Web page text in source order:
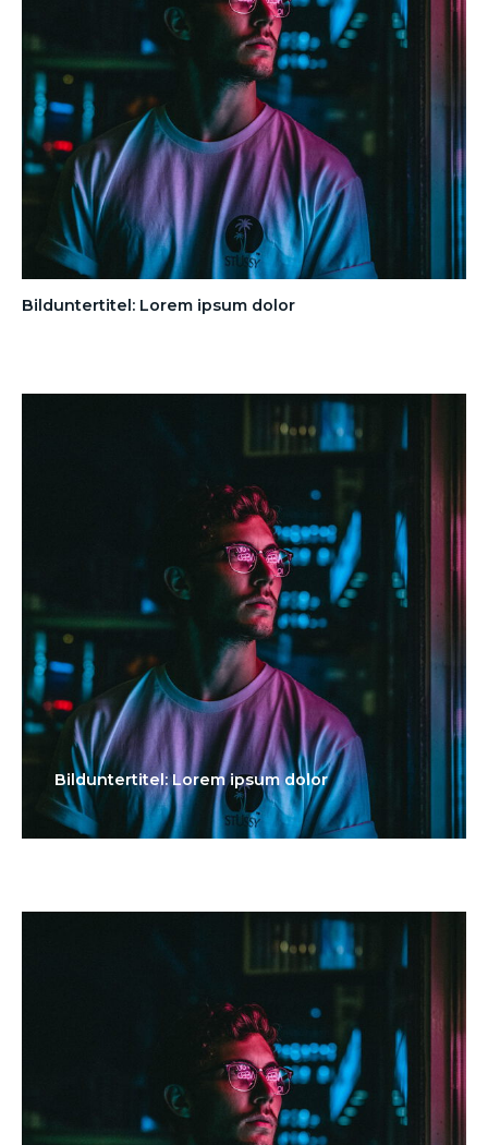
Bilduntertitel: Lorem ipsum dolor
Bilduntertitel: Lorem ipsum dolor